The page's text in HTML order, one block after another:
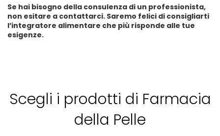
Se hai bisogno della consulenza di un professionista,
non esitare a contattarci. Saremo felici di consigliarti
l’integratore alimentare che più risponde alle tue
esigenze.
Scegli i prodotti di Farmacia
della Pelle